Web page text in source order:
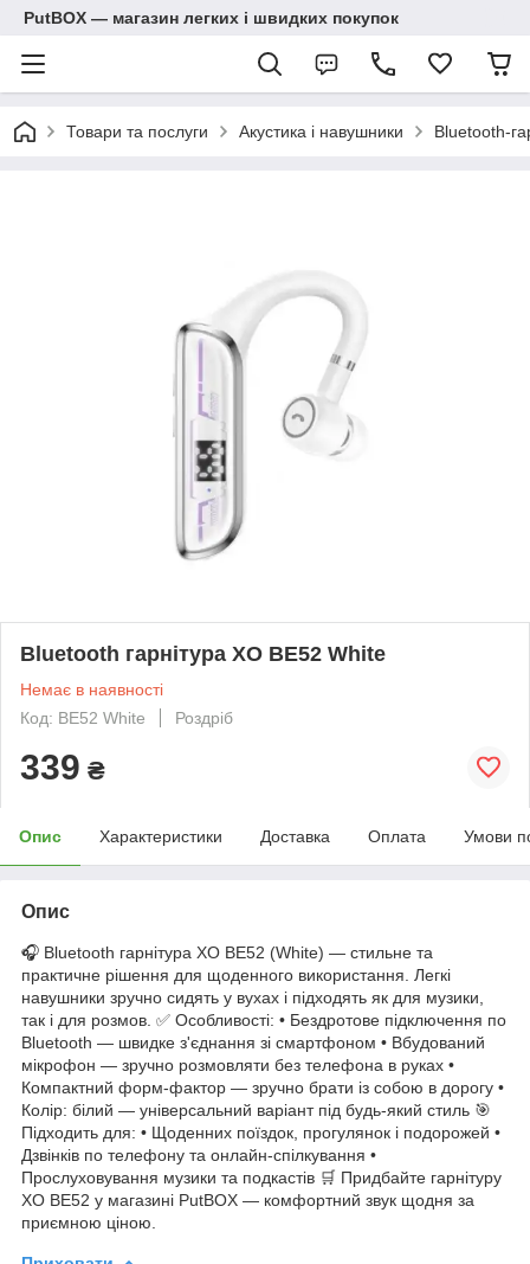
PutBOX — магазин легких і швидких покупок
Товари та послуги Акустика і навушники Bluetooth-
Bluetooth гарнітура XO BE52 White
Немає в наявності
Код: BE52 White
Роздріб
339 ₴
Опис Характеристики Доставка Оплата Умови
Опис
🎧 Bluetooth гарнітура XO BE52 (White) — стильне та
практичне рішення для щоденного використання. Легкі
навушники зручно сидять у вухах і підходять як для музики,
так і для розмов. ✅ Особливості: • Бездротове підключення по
Bluetooth — швидке з'єднання зі смартфоном • Вбудований
мікрофон — зручно розмовляти без телефона в руках •
Компактний форм-фактор — зручно брати із собою в дорогу •
Колір: білий — універсальний варіант під будь-який стиль 🎯
Підходить для: • Щоденних поїздок, прогулянок і подорожей •
Дзвінків по телефону та онлайн-спілкування •
Прослуховування музики та подкастів 🛒 Придбайте гарнітуру
XO BE52 у магазині PutBOX — комфортний звук щодня за
приємною ціною.